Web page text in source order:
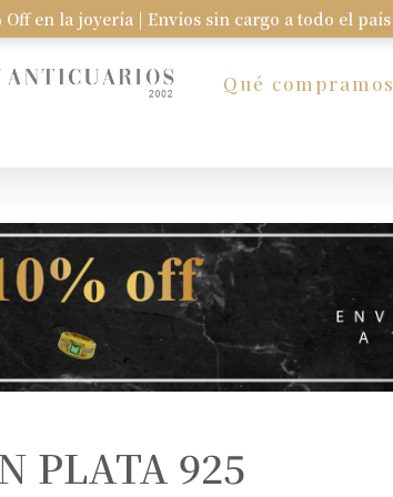
Off en la joyería | Envíos sin cargo a todo el país
Qué compramos
PLATA 925